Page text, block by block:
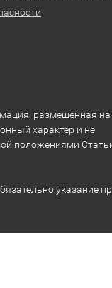
размещенная на
характер и не
положениями
указание